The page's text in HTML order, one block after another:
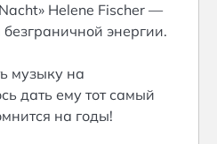
Helene Fischer —
энергии.
музыку на
дать ему тот самый
на годы!